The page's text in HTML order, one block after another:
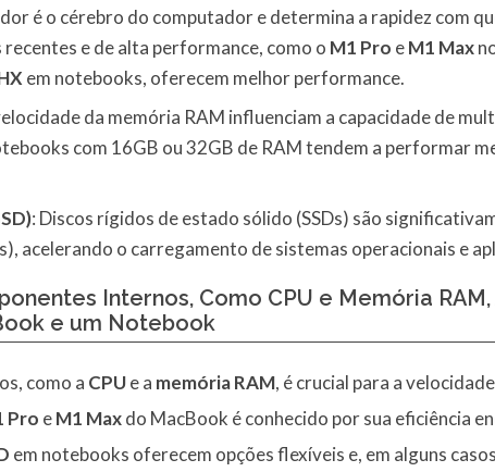
é o cérebro do computador e determina a rapidez com
e de alta performance, como o M1 Pro eM1 Max
em notebooks, oferecem melhor performance.
da memória RAM influenciam a capacidade de
com 16GB ou 32GB de RAM tendem a performar
: Discos rígidos de estado sólido (SSDs) são
acelerando o carregamento de sistemas operacionais e
Internos, Como CPU e Memória
e um Notebook
como a CPUe a memória RAM, é crucial para a
Pro eM1 Maxdo MacBook é conhecido por sua eficiência
em notebooks oferecem opções flexíveis e, em alguns